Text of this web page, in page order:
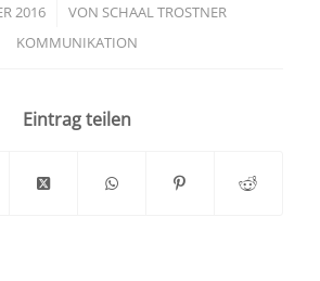
2016 VON SCHAAL TROSTNER
KOMMUNIKATION
Eintrag teilen